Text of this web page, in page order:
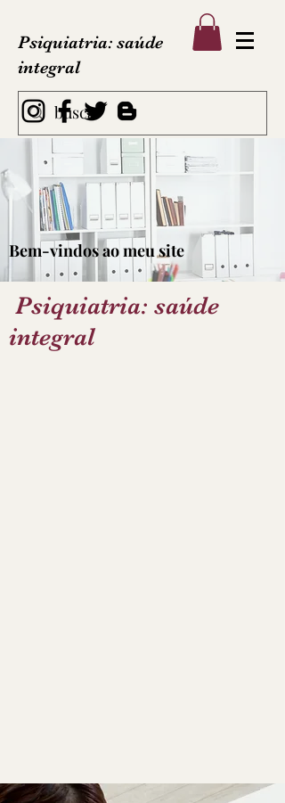
Psiquiatria: saúde
integral
Bem-vindos ao meu site
Psiquiatria: saúde
integral